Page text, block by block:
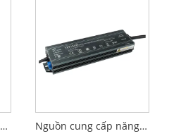
Máy đo dòng điện DP-72A Nguồn cung cấp năng lượng làm mờ không thấm nước